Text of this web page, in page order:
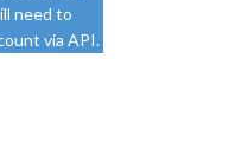
need to
via API.